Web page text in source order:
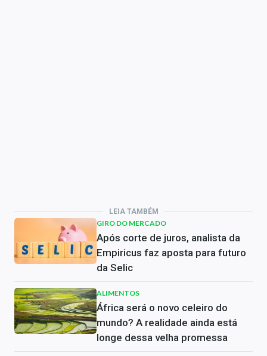
LEIA TAMBÉM
GIRO DO MERCADO
Após corte de juros, analista da
Empiricus faz aposta para futuro
da Selic
ALIMENTOS
África será o novo celeiro do
mundo? A realidade ainda está
longe dessa velha promessa